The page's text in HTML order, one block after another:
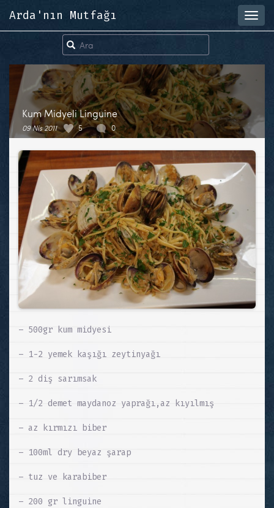
Arda'nın Mutfağı
Kum Midyeli Linguine
09 Nis 2011 5 0
– 500gr kum midyesi
– 1-2 yemek kaşığı zeytinyağı
– 2 diş sarımsak
– 1/2 demet maydanoz yaprağı,az kıyılmış
– az kırmızı biber
– 100ml dry beyaz şarap
– tuz ve karabiber
– 200 gr linguine